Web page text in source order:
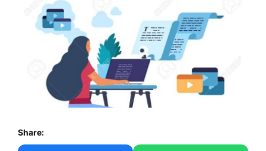
Share: